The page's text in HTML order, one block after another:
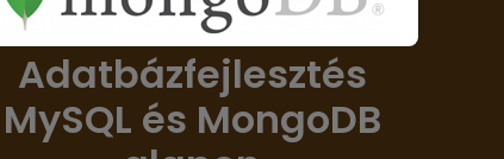
Adatbázfejlesztés
MySQL és MongoDB